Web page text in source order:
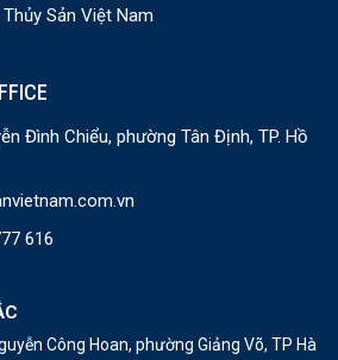
Sản Việt Nam
Đình Chiểu, phường Tân Định, TP. Hồ
616
Công Hoan, phường Giảng Võ, TP Hà